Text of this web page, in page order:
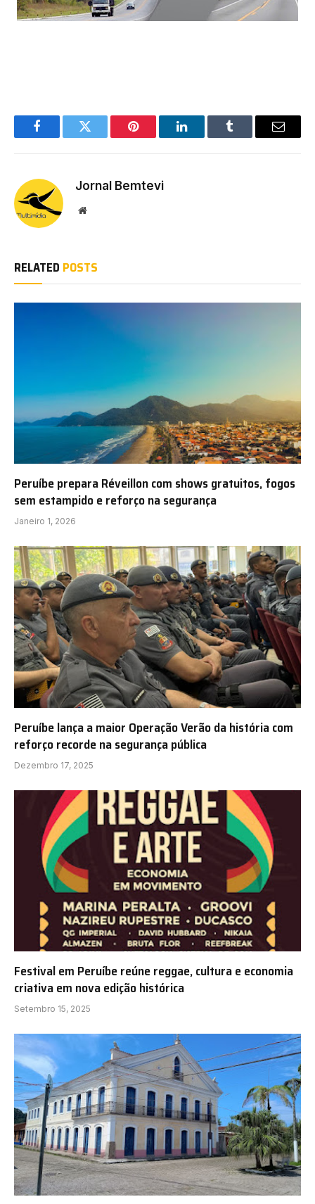
FacebookTwitter Pinterest LinkedInTumblr Email
Jornal Bemtevi
Website
RELATED POSTS
Peruíbe prepara Réveillon com shows gratuitos, fogos
sem estampido e reforço na segurança
Janeiro 1, 2026
Peruíbe lança a maior Operação Verão da história com
reforço recorde na segurança pública
Dezembro 17, 2025
Festival em Peruíbe reúne reggae, cultura e economia
criativa em nova edição histórica
Setembro 15, 2025